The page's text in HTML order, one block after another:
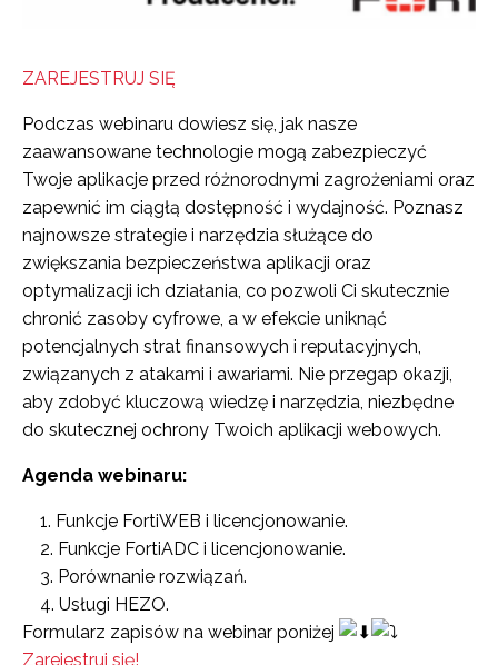
ZAREJESTRUJ SIĘ
Podczas webinaru dowiesz się, jak nasze
zaawansowane technologie mogą zabezpieczyć
Twoje aplikacje przed różnorodnymi zagrożeniami oraz
zapewnić im ciągłą dostępność i wydajność. Poznasz
najnowsze strategie i narzędzia służące do
zwiększania bezpieczeństwa aplikacji oraz
optymalizacji ich działania, co pozwoli Ci skutecznie
chronić zasoby cyfrowe, a w efekcie uniknąć
potencjalnych strat finansowych i reputacyjnych,
związanych z atakami i awariami. Nie przegap okazji,
aby zdobyć kluczową wiedzę i narzędzia, niezbędne
do skutecznej ochrony Twoich aplikacji webowych.
Agenda webinaru:
1. Funkcje FortiWEB i licencjonowanie.
2. Funkcje FortiADC i licencjonowanie.
3. Porównanie rozwiązań.
4. Usługi HEZO.
Formularz zapisów na webinar poniżej
Zarejestruj się!